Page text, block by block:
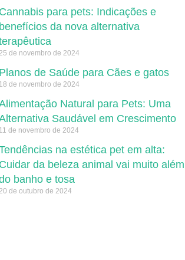
Cannabis para pets: Indicações e
benefícios da nova alternativa
de novembro de 2024
Planos de Saúde para Cães e gatos
18 de novembro de 2024
Natural para Pets: Uma
Saudável em Crescimento
11 de novembro de 2024
na estética pet em alta:
Cuidar da beleza animal vai muito além
banho e tosa
de outubro de 2024